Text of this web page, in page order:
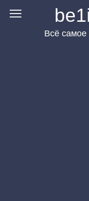
Перейти
Всё самое